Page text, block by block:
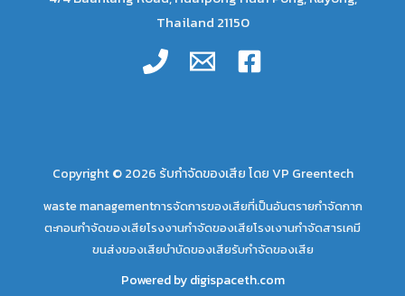
Thailand 21150
Copyright © 2026 ร้บกำจัดของเสีย โดย VP Greentech
waste managementการจัดการของเสียที่เป็นอันตรายกำจัดกาก
ตะกอนกำจัดของเสียโรงงานกำจัดของเสียโรงเงานกำจัดสารเคมี
ขนส่งของเสียบำบัดของเสียรับกำจัดของเสีย
Powered bydigispaceth.com